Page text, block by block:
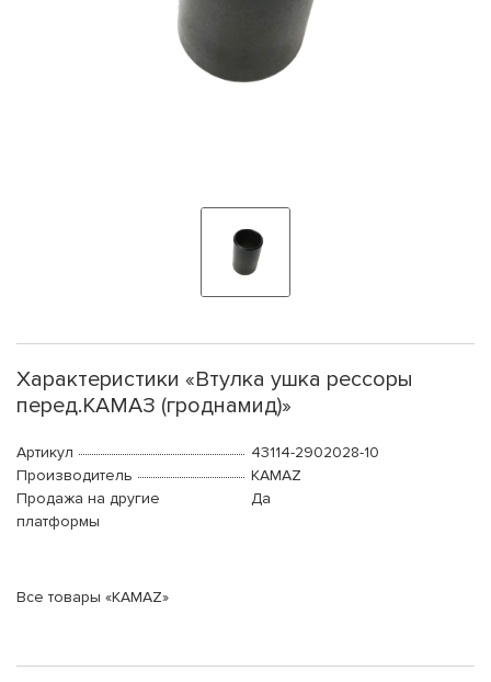
Характеристики «Втулка ушка рессоры
перед.КАМАЗ (гроднамид)»
Артикул
43114-2902028-10
Производитель
KAMAZ
Продажа на другие
платформы
Да
Все товары «KAMAZ»